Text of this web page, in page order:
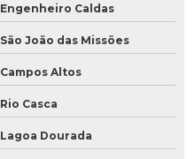
Engenheiro Caldas
São João das Missões
Campos Altos
Rio Casca
Lagoa Dourada